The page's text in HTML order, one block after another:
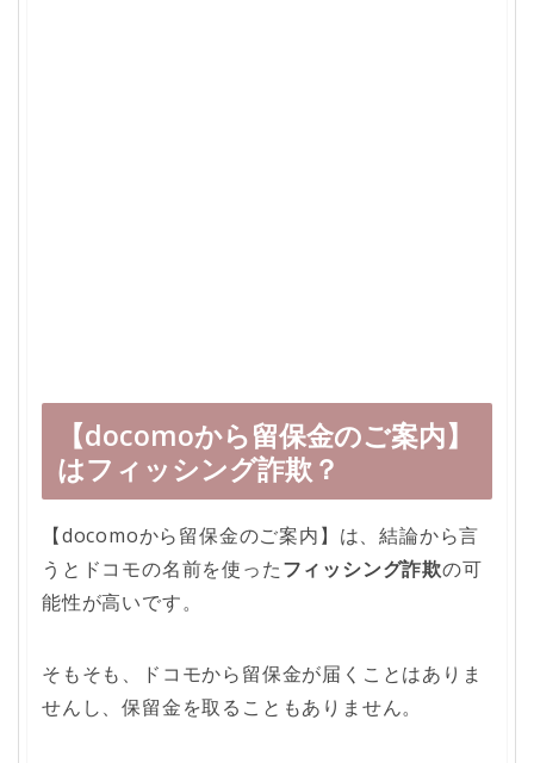
【docomoから留保金のご案内】
はフィッシング詐欺？
【docomoから留保金のご案内】は、結論から言
うとドコモの名前を使ったフィッシング詐欺の可
能性が高いです。
そもそも、ドコモから留保金が届くことはありま
せんし、保留金を取ることもありません。